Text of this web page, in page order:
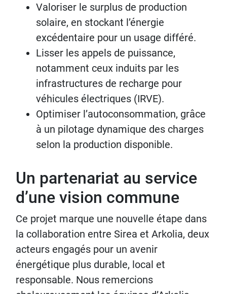
Valoriser le surplus de production
solaire, en stockant l’énergie
excédentaire pour un usage différé.
Lisser les appels de puissance,
notamment ceux induits par les
infrastructures de recharge pour
véhicules électriques (IRVE).
Optimiser l’autoconsommation, grâce
à un pilotage dynamique des charges
selon la production disponible.
Un partenariat au service
d’une vision commune
Ce projet marque une nouvelle étape dans
la collaboration entre Sirea et Arkolia, deux
acteurs engagés pour un avenir
énergétique plus durable, local et
responsable. Nous remercions